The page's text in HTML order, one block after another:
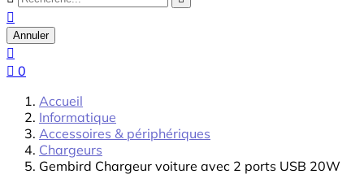

Annuler

 0
Accueil
Informatique
Accessoires & périphériques
Chargeurs
Gembird Chargeur voiture avec 2 ports USB 20W